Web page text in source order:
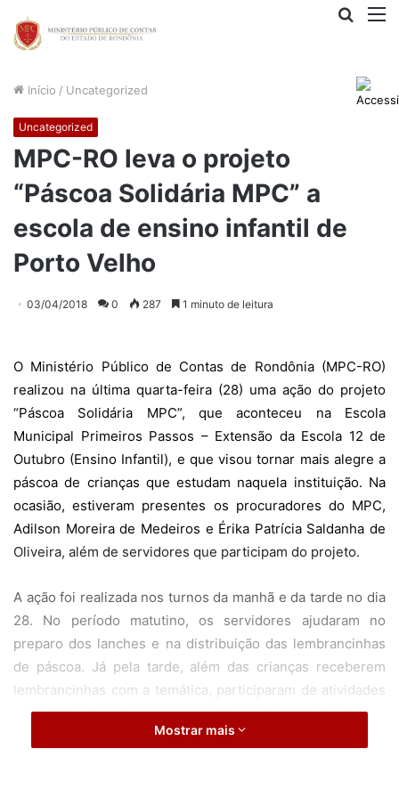
Início / Uncategorized
Uncategorized
MPC-RO leva o projeto
“Páscoa Solidária MPC” a
escola de ensino infantil de
Porto Velho
03/04/2018 0 287 1 minuto de leitura
O Ministério Público de Contas de Rondônia (MPC-RO)
realizou na última quarta-feira (28) uma ação do projeto
“Páscoa Solidária MPC”, que aconteceu na Escola
Municipal Primeiros Passos – Extensão da Escola 12 de
Outubro (Ensino Infantil), e que visou tornar mais alegre a
páscoa de crianças que estudam naquela instituição. Na
ocasião, estiveram presentes os procuradores do MPC,
Adilson Moreira de Medeiros e Érika Patrícia Saldanha de
Oliveira, além de servidores que participam do projeto.
A ação foi realizada nos turnos da manhã e da tarde no dia
28. No período matutino, os servidores ajudaram no
preparo dos lanches e na distribuição das lembrancinhas
de páscoa. Já pela tarde, além das crianças receberem
lembrancinhas com a temática, participaram de atividades
de entretenimento com os servidores do MPC. Ao todo, a
ação do MPC alcançou 126 alunos da escola infantil.
Mostrar mais